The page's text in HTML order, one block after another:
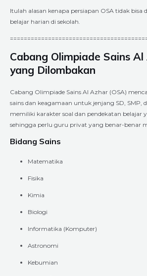
Itulah alasan kenapa persiapan OSA tidak bisa
belajar harian di sekolah.
Cabang Olimpiade Sains
yang Dilombakan
Cabang Olimpiade Sains Al Azhar (OSA)
sains dan keagamaan untuk jenjang SD, SMP,
memiliki karakter soal dan pendekatan belajar
sehingga perlu guru privat yang benar-benar
Bidang Sains
Matematika
Fisika
Kimia
Biologi
Informatika (Komputer)
Astronomi
Kebumian